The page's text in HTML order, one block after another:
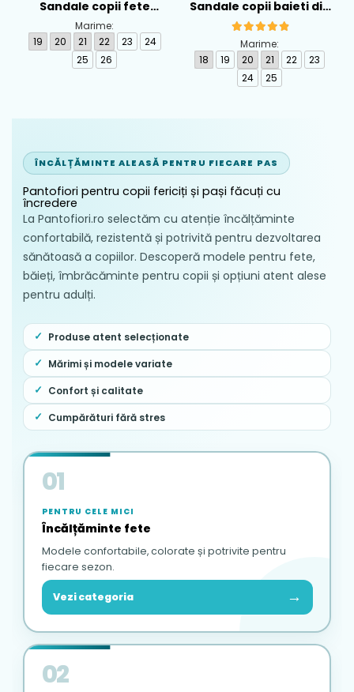
Sandale copii fete
calapod lat din textil
Biomecanics, Roz -
262193-A103
Marime:
19
20 21 22 23
24
25
26
Sandale copii baieti din
piele Biomecanics,
Albastru - 262124-A556
Marime:
18
19 20 21 22
23
24
25
ÎNCĂLȚĂMINTE ALEASĂ PENTRU FIECARE PAS
Pantofiori pentru copii fericiți și pași făcuți cu
încredere
La Pantofiori.ro selectăm cu atenție încălțăminte
confortabilă, rezistentă și potrivită pentru dezvoltarea
sănătoasă a copiilor. Descoperă modele pentru fete,
băieți, îmbrăcăminte pentru copii și opțiuni atent alese
pentru adulți.
Produse atent selecționate
Mărimi și modele variate
Confort și calitate
Cumpărături fără stres
01
PENTRU CELE MICI
Încălțăminte fete
Modele confortabile, colorate și potrivite pentru
fiecare sezon.
Vezi categoria →
02